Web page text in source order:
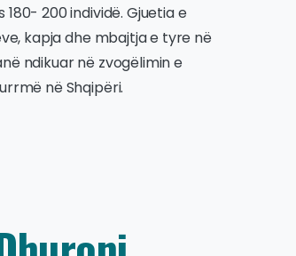
200 individë. Gjuetia e
kapja dhe mbajtja e tyre në
ndikuar në zvogëlimin e
në Shqipëri.